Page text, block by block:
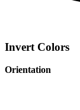
Invert Colors
Orientation